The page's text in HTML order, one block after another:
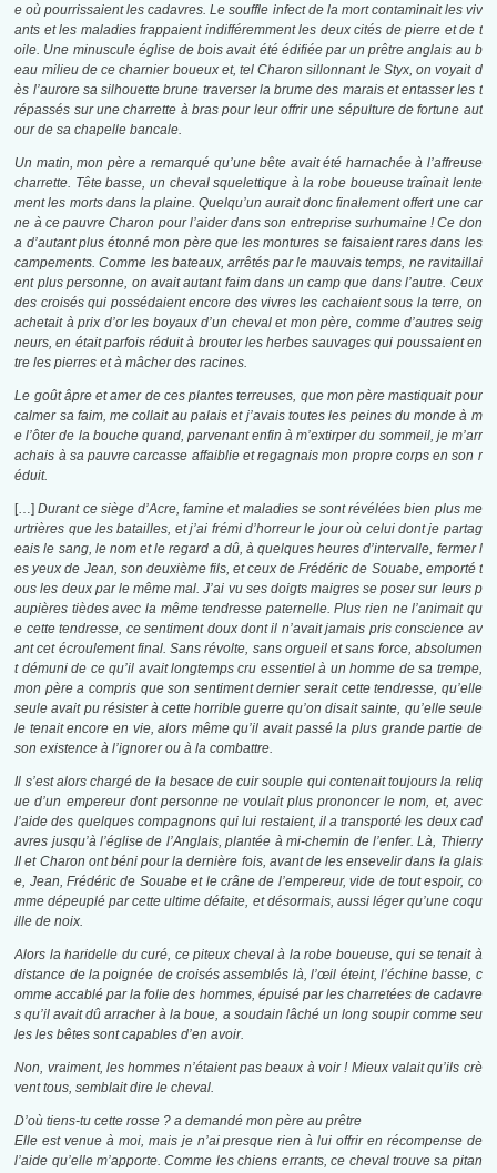
e où pourrissaient les cadavres. Le souffle infect de la mort contaminait les viv
ants et les maladies frappaient indifféremment les deux cités de pierre et de t
oile. Une minuscule église de bois avait été édifiée par un prêtre anglais au b
eau milieu de ce charnier boueux et, tel Charon sillonnant le Styx, on voyait d
ès l’aurore sa silhouette brune traverser la brume des marais et entasser les t
répassés sur une charrette à bras pour leur offrir une sépulture de fortune aut
our de sa chapelle bancale.
Un matin, mon père a remarqué qu’une bête avait été harnachée à l’affreuse
charrette. Tête basse, un cheval squelettique à la robe boueuse traînait lente
ment les morts dans la plaine. Quelqu’un aurait donc finalement offert une car
ne à ce pauvre Charon pour l’aider dans son entreprise surhumaine ! Ce don
a d’autant plus étonné mon père que les montures se faisaient rares dans les
campements. Comme les bateaux, arrêtés par le mauvais temps, ne ravitaillai
ent plus personne, on avait autant faim dans un camp que dans l’autre. Ceux
des croisés qui possédaient encore des vivres les cachaient sous la terre, on
achetait à prix d’or les boyaux d’un cheval et mon père, comme d’autres seig
neurs, en était parfois réduit à brouter les herbes sauvages qui poussaient en
tre les pierres et à mâcher des racines.
Le goût âpre et amer de ces plantes terreuses, que mon père mastiquait pour
calmer sa faim, me collait au palais et j’avais toutes les peines du monde à m
e l’ôter de la bouche quand, parvenant enfin à m’extirper du sommeil, je m’arr
achais à sa pauvre carcasse affaiblie et regagnais mon propre corps en son r
éduit.
[…]Durant ce siège d’Acre, famine et maladies se sont révélées bien plus me
urtrières que les batailles, et j’ai frémi d’horreur le jour où celui dont je partag
eais le sang, le nom et le regard a dû, à quelques heures d’intervalle, fermer l
es yeux de Jean, son deuxième fils, et ceux de Frédéric de Souabe, emporté t
ous les deux par le même mal. J’ai vu ses doigts maigres se poser sur leurs p
aupières tièdes avec la même tendresse paternelle. Plus rien ne l’animait qu
e cette tendresse, ce sentiment doux dont il n’avait jamais pris conscience av
ant cet écroulement final. Sans révolte, sans orgueil et sans force, absolumen
t démuni de ce qu’il avait longtemps cru essentiel à un homme de sa trempe,
mon père a compris que son sentiment dernier serait cette tendresse, qu’elle
seule avait pu résister à cette horrible guerre qu’on disait sainte, qu’elle seule
le tenait encore en vie, alors même qu’il avait passé la plus grande partie de
son existence à l’ignorer ou à la combattre.
Il s’est alors chargé de la besace de cuir souple qui contenait toujours la reliq
ue d’un empereur dont personne ne voulait plus prononcer le nom, et, avec
l’aide des quelques compagnons qui lui restaient, il a transporté les deux cad
avres jusqu’à l’église de l’Anglais, plantée à mi-chemin de l’enfer. Là, Thierry
II et Charon ont béni pour la dernière fois, avant de les ensevelir dans la glais
e, Jean, Frédéric de Souabe et le crâne de l’empereur, vide de tout espoir, co
mme dépeuplé par cette ultime défaite, et désormais, aussi léger qu’une coqu
ille de noix.
Alors la haridelle du curé, ce piteux cheval à la robe boueuse, qui se tenait à
distance de la poignée de croisés assemblés là, l’œil éteint, l’échine basse, c
omme accablé par la folie des hommes, épuisé par les charretées de cadavre
s qu’il avait dû arracher à la boue, a soudain lâché un long soupir comme seu
les les bêtes sont capables d’en avoir.
Non, vraiment, les hommes n’étaient pas beaux à voir ! Mieux valait qu’ils crè
vent tous, semblait dire le cheval.
D’où tiens-tu cette rosse ? a demandé mon père au prêtre
Elle est venue à moi, mais je n’ai presque rien à lui offrir en récompense de
l’aide qu’elle m’apporte. Comme les chiens errants, ce cheval trouve sa pitan